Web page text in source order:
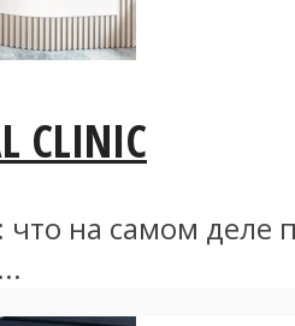
CLINIC
на самом деле